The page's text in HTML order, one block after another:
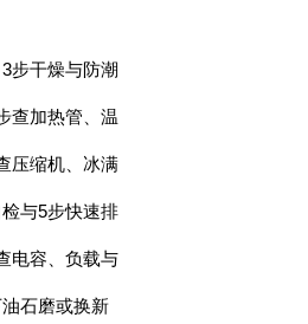
步干燥与防潮
查加热管、温
压缩机、冰满
与5步快速排
电容、负载与
石磨或换新